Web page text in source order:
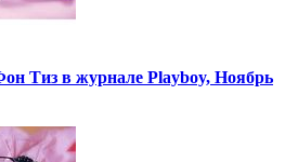
Тиз в журнале Playboy, Ноябрь